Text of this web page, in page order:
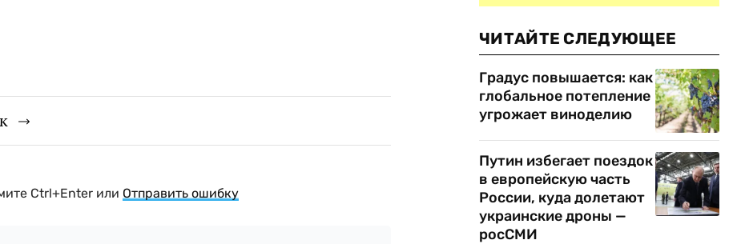
Ctrl+Enter или Отправить ошибку
ЧИТАЙТЕ СЛЕДУЮЩЕЕ
Градус повышается: как
глобальное потепление
угрожает виноделию
Путин избегает поездок
в европейскую часть
России, куда долетают
украинские дроны —
росСМИ